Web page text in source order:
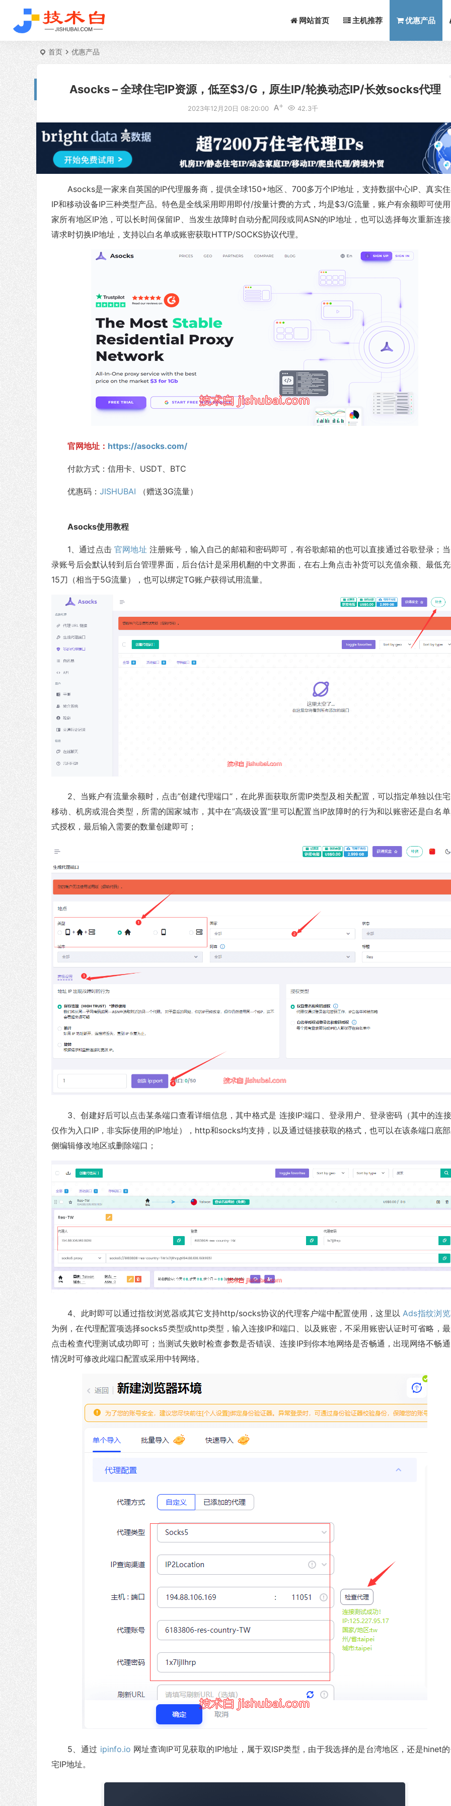
网站首页 主机推荐 优惠产品
首页 优惠产品
Asocks – 全球住宅IP资源，低至$3/G，原生IP/轮换动态IP/长效socks代理
2023年12月20日 08:20:00 42.3千
Asocks是一家来自英国的IP代理服务商，提供全球150+地区、700多万个IP地址，支持数据中心IP、真实
IP和移动设备IP三种类型产品。特色是全线采用即用即付/按量计费的方式，均是$3/G流量，账户有余额即可使
家所有地区IP池，可以长时间保留IP、当发生故障时自动分配同段或同ASN的IP地址，也可以选择每次重新连
请求时切换IP地址，支持以白名单或账密获取HTTP/SOCKS协议代理。
官网地址： https://asocks.com/
付款方式：信用卡、USDT、BTC
优惠码： JISHUBAI （赠送3G流量）
Asocks使用教程
1、通过点击官网地址 注册账号，输入自己的邮箱和密码即可，有谷歌邮箱的也可以直接通过谷歌登录；
录账号后会默认转到后台管理界面，后台估计是采用机翻的中文界面，在右上角点击补货可以充值余额、最低
15刀（相当于5G流量），也可以绑定TG账户获得试用流量。
2、当账户有流量余额时，点击”创建代理端口“，在此界面获取所需IP类型及相关配置，可以指定单独以住
移动、机房或混合类型，所需的国家城市，其中在”高级设置“里可以配置当IP故障时的行为和以账密还是白名
式授权，最后输入需要的数量创建即可；
3、创建好后可以点击某条端口查看详细信息，其中格式是 连接IP:端口、登录用户、登录密码（其中的连
仅作为入口IP，非实际使用的IP地址），http和socks均支持，以及通过链接获取的格式，也可以在该条端口底
侧编辑修改地区或删除端口；
4、此时即可以通过指纹浏览器或其它支持http/socks协议的代理客户端中配置使用，这里以Ads指纹浏
为例，在代理配置项选择socks5类型或http类型，输入连接IP和端口、以及账密，不采用账密认证时可省略，
点击检查代理测试成功即可；当测试失败时检查参数是否错误、连接IP到你本地网络是否畅通，出现网络不畅
情况时可修改此端口配置或采用中转网络。
5、通过 ipinfo.io 网址查询IP可见获取的IP地址，属于双ISP类型，由于我选择的是台湾地区，还是hinet
宅IP地址。